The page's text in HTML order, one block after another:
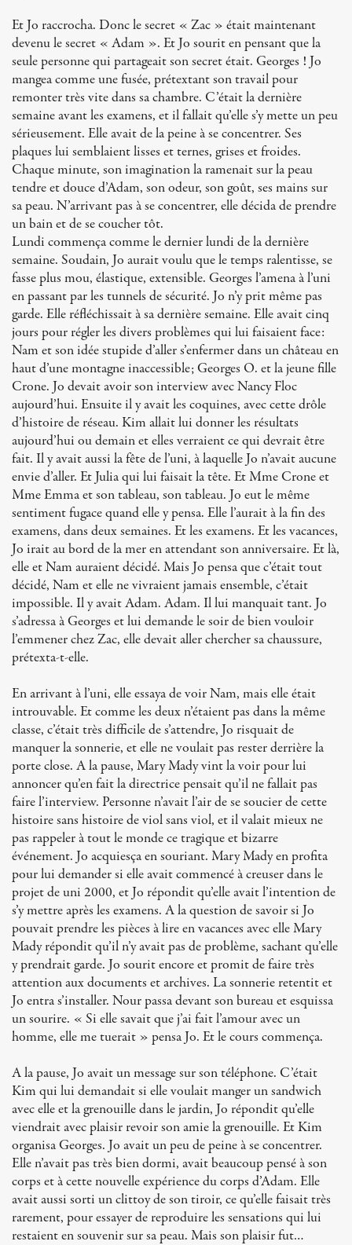
Et Jo raccrocha. Donc le secret « Zac » était maintenant
devenu le secret « Adam ». Et Jo sourit en pensant que la
seule personne qui partageait son secret était. Georges ! Jo
mangea comme une fusée, prétextant son travail pour
remonter très vite dans sa chambre. C’était la dernière
semaine avant les examens, et il fallait qu’elle s’y mette un peu
sérieusement. Elle avait de la peine à se concentrer. Ses
plaques lui semblaient lisses et ternes, grises et froides.
Chaque minute, son imagination la ramenait sur la peau
tendre et douce d’Adam, son odeur, son goût, ses mains sur
sa peau. N’arrivant pas à se concentrer, elle décida de prendre
un bain et de se coucher tôt.
Lundi commença comme le dernier lundi de la dernière
semaine. Soudain, Jo aurait voulu que le temps ralentisse, se
fasse plus mou, élastique, extensible. Georges l’amena à l’uni
en passant par les tunnels de sécurité. Jo n’y prit même pas
garde. Elle réfléchissait à sa dernière semaine. Elle avait cinq
jours pour régler les divers problèmes qui lui faisaient face:
Nam et son idée stupide d’aller s’enfermer dans un château en
haut d’une montagne inaccessible; Georges O. et la jeune fille
Crone. Jo devait avoir son interview avec Nancy Floc
aujourd’hui. Ensuite il y avait les coquines, avec cette drôle
d’histoire de réseau. Kim allait lui donner les résultats
aujourd’hui ou demain et elles verraient ce qui devrait être
fait. Il y avait aussi la fête de l’uni, à laquelle Jo n’avait aucune
envie d’aller. Et Julia qui lui faisait la tête. Et Mme Crone et
Mme Emma et son tableau, son tableau. Jo eut le même
sentiment fugace quand elle y pensa. Elle l’aurait à la fin des
examens, dans deux semaines. Et les examens. Et les vacances,
Jo irait au bord de la mer en attendant son anniversaire. Et là,
elle et Nam auraient décidé. Mais Jo pensa que c’était tout
décidé, Nam et elle ne vivraient jamais ensemble, c’était
impossible. Il y avait Adam. Adam. Il lui manquait tant. Jo
s’adressa à Georges et lui demande le soir de bien vouloir
l’emmener chez Zac, elle devait aller chercher sa chaussure,
prétexta-t-elle.
En arrivant à l’uni, elle essaya de voir Nam, mais elle était
introuvable. Et comme les deux n’étaient pas dans la même
classe, c’était très difficile de s’attendre, Jo risquait de
manquer la sonnerie, et elle ne voulait pas rester derrière la
porte close. A la pause, Mary Mady vint la voir pour lui
annoncer qu’en fait la directrice pensait qu’il ne fallait pas
faire l’interview. Personne n’avait l’air de se soucier de cette
histoire sans histoire de viol sans viol, et il valait mieux ne
pas rappeler à tout le monde ce tragique et bizarre
événement. Jo acquiesça en souriant. Mary Mady en profita
pour lui demander si elle avait commencé à creuser dans le
projet de uni 2000, et Jo répondit qu’elle avait l’intention de
s’y mettre après les examens. A la question de savoir si Jo
pouvait prendre les pièces à lire en vacances avec elle Mary
Mady répondit qu’il n’y avait pas de problème, sachant qu’elle
y prendrait garde. Jo sourit encore et promit de faire très
attention aux documents et archives. La sonnerie retentit et
Jo entra s’installer. Nour passa devant son bureau et esquissa
un sourire. « Si elle savait que j’ai fait l’amour avec un
homme, elle me tuerait » pensa Jo. Et le cours commença.
A la pause, Jo avait un message sur son téléphone. C’était
Kim qui lui demandait si elle voulait manger un sandwich
avec elle et la grenouille dans le jardin, Jo répondit qu’elle
viendrait avec plaisir revoir son amie la grenouille. Et Kim
organisa Georges. Jo avait un peu de peine à se concentrer.
Elle n’avait pas très bien dormi, avait beaucoup pensé à son
corps et à cette nouvelle expérience du corps d’Adam. Elle
avait aussi sorti un clittoy de son tiroir, ce qu’elle faisait très
rarement, pour essayer de reproduire les sensations qui lui
restaient en souvenir sur sa peau. Mais son plaisir fut…